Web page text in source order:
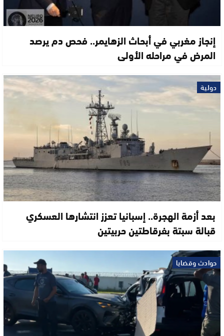
إنجاز مغربي في أبحاث الزهايمر.. فحص دم يرصد
المرض في مراحله الأولى
دولية
بعد أزمة الهجرة.. إسبانيا تعزز انتشارها العسكري
قبالة سبتة بفرقاطتين حربيتين
حوادث وقضايا